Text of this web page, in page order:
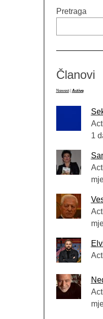
Pretraga
Članovi
Newest | Active
1